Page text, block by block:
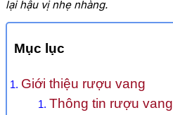
lại hậu vị nhẹ nhàng.
Mục lục
Giới thiệu rượu vang
Thông tin rượu vang